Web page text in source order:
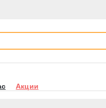
Акции